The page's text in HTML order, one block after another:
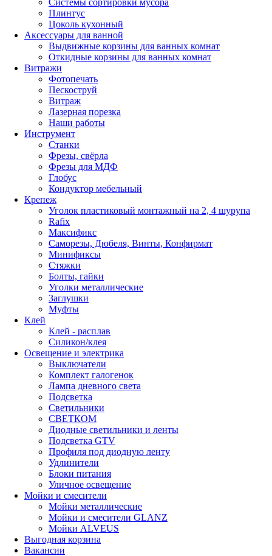
Плинтус
Цоколь кухонный
Аксессуары для ванной
Выдвижные корзины для ванных комнат
Откидные корзины для ванных комнат
Витражи
Фотопечать
Пескоструй
Витраж
Лазерная порезка
Наши работы
Инструмент
Станки
Фрезы, свёрла
Фрезы для МДФ
Глобус
Кондуктор мебельный
Крепеж
Уголок пластиковый монтажный на 2, 4 шурупа
Rafix
Максификс
Саморезы, Дюбеля, Винты, Конфирмат
Минификсы
Стяжки
Болты, гайки
Уголки металлические
Заглушки
Муфты
Клей
Клей - расплав
Силикон/клея
Освещение и электрика
Выключатели
Комплект галогенок
Лампа дневного света
Подсветка
Светильники
СВЕТКОМ
Диодные светильники и ленты
Подсветка GTV
Профиля под диодную ленту
Удлинители
Блоки питания
Уличное освещение
Мойки и смесители
Мойки металлические
Мойки и смесители GLANZ
Мойки ALVEUS
Выгодная корзина
Вакансии